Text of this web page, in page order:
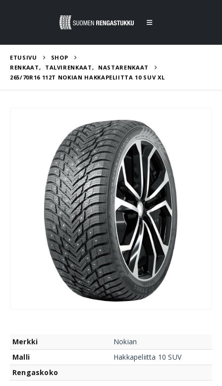
ETUSIVU
SHOP
RENKAAT, TALVIRENKAAT,
NASTARENKAAT
265/70R16 112T NOKIAN HAKKAPELIITTA 10 SUV XL
Merkki
Nokian
Malli
Hakkapeliitta 10 SUV
Rengaskoko